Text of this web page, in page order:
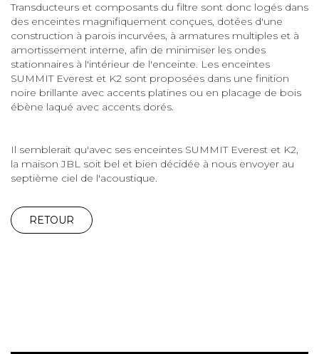
Transducteurs et composants du filtre sont donc logés dans
des enceintes magnifiquement conçues, dotées d'une
construction à parois incurvées, à armatures multiples et à
amortissement interne, afin de minimiser les ondes
stationnaires à l'intérieur de l'enceinte. Les enceintes
SUMMIT Everest et K2 sont proposées dans une finition
noire brillante avec accents platines ou en placage de bois
ébène laqué avec accents dorés.
Il semblerait qu'avec ses enceintes SUMMIT Everest et K2,
la maison JBL soit bel et bien décidée à nous envoyer au
septième ciel de l'acoustique.
RETOUR